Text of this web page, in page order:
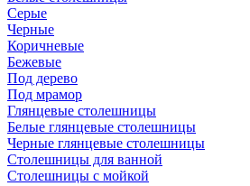
Серые
Черные
Коричневые
Бежевые
Под дерево
Под мрамор
Глянцевые столешницы
Белые глянцевые столешницы
Черные глянцевые столешницы
Столешницы для ванной
Столешницы с мойкой